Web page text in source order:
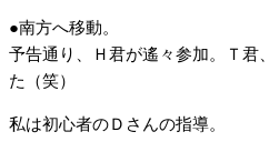
●南方へ移動。
予告通り、Ｈ君が遙々参加。Ｔ君
た（笑）
私は初心者のＤさんの指導。